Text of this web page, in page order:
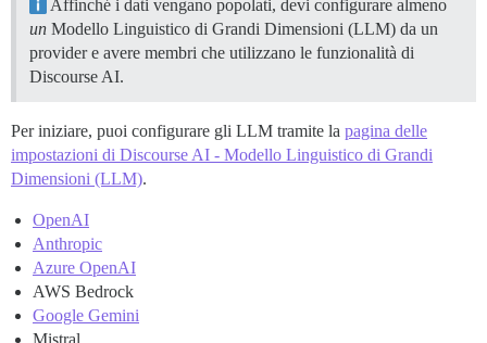
Affinché i dati vengano popolati, devi configurare almeno
un Modello Linguistico di Grandi Dimensioni (LLM) da un
provider e avere membri che utilizzano le funzionalità di
Discourse AI.
Per iniziare, puoi configurare gli LLM tramite la pagina delle
impostazioni di Discourse AI - Modello Linguistico di Grandi
Dimensioni (LLM).
OpenAI
Anthropic
Azure OpenAI
AWS Bedrock
Google Gemini
Mistral